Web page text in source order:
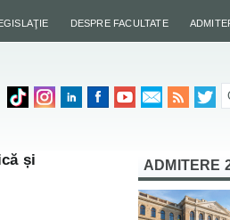
DESPRE FACULTATE
și
ADMITERE